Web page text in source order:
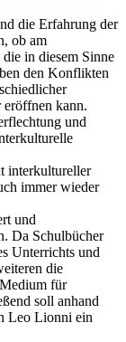
die Erfahrung der
ob am
in diesem Sinne
den Konflikten
eröffnen kann.
und
interkultureller
immer wieder
und
Da Schulbücher
Unterrichts und
die
für
soll anhand
Leo Lionni ein